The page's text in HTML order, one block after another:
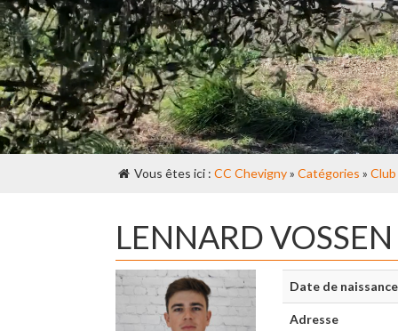
Vous êtes ici : CC Chevigny» Catégories » Club
LENNARD VOSSEN
Date de naissance
Adresse